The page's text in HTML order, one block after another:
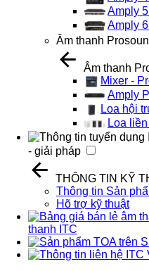
Amply
Amply
Âm thanh
Âm thanh
Mixer -
Amply
Loa hội
Loa
- giải pháp
THÔNG TIN KỸ
Thông tin Sản
Hõ trợ kỹ thuật
thanh ITC